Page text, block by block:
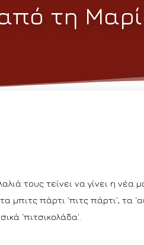
τη
τους τείνει να γίνει η νέα
μπιτς πάρτι ‘πιτς πάρτι’, τα
‘πιτσικολάδα’.